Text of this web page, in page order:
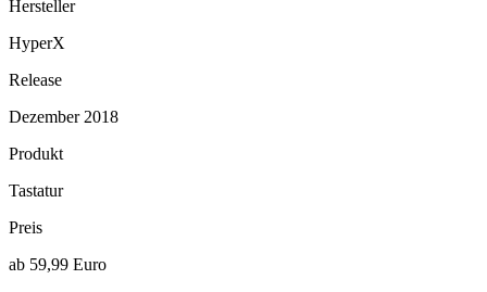
Hersteller
HyperX
Release
Dezember 2018
Produkt
Tastatur
Preis
ab 59,99 Euro